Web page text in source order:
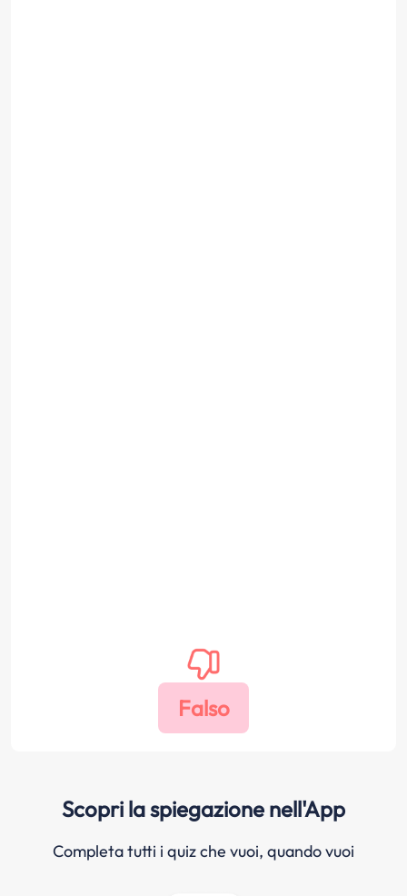
Scopri la spiegazione nell'App
Completa tutti i quiz che vuoi, quando vuoi